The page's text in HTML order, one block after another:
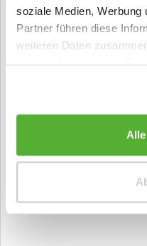
soziale Medien, Werbung
Partner führen diese
weiteren Daten
Stiltür
ab